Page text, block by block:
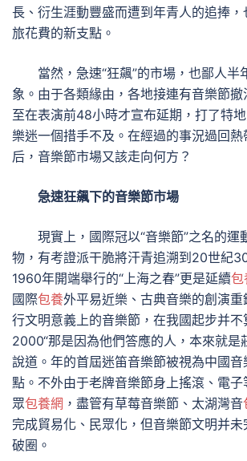
長、衍生涯動豐盛而遭到年青人的追捧
旅花費的新支點。
當然，急速“狂飆”的市場，也鄙人半
象。由于各類緣由，各地接連有音樂節
至在表演前48小時才宣布延期，打了特
樂迷一個措手不及。在經過的事況過回熱
后，音樂節市場又該走向何方？
急速狂飆下的音樂節市場
現實上，國際冠以“音樂節”之名的運
物，有考證派干脆將汗青追溯到20世紀
1960年開端舉行的“上海之春”更是延續包
國際包養外平易近樂、古典音樂的創演
行文明意義上的音樂節，在我國起步并不
2000“那是因為他們答應的人，本來就是
說道。年的首屆迷笛音樂節被視為中國
點。不外由于老牌音樂節身上搖滾、電
眾包養網 ，盡管有草莓音樂節、太湖灣音
完成貿易化、民眾化，但音樂節文明并
破圈。